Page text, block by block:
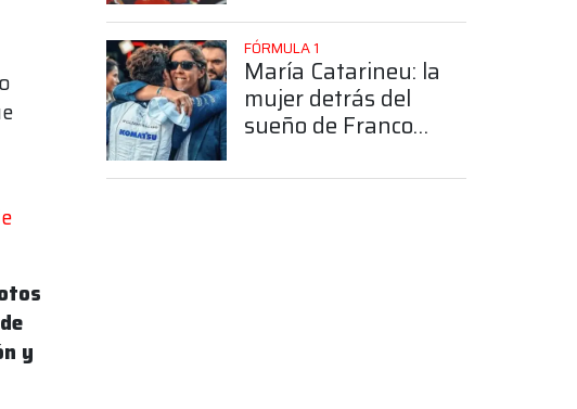
y
FÓRMULA 1
María Catarineu: la
mujer detrás del
sueño de Franco
Fórmula 1